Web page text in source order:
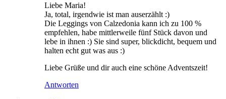
Liebe Maria!
Ja, total, irgendwie ist man auserzählt :)
Die Leggings von Calzedonia kann ich zu 100 %
empfehlen, habe mittlerweile fünf Stück davon und
lebe in ihnen :) Sie sind super, blickdicht, bequem und
halten echt gut was aus :)
Liebe Grüße und dir auch eine schöne Adventszeit!
Antworten